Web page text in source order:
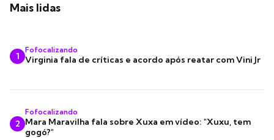
Mais lidas
1
Fofocalizando
Virginia fala de críticas e acordo após reatar com Vini Jr
2
Fofocalizando
Mara Maravilha fala sobre Xuxa em vídeo: "Xuxu, tem
gogó?"